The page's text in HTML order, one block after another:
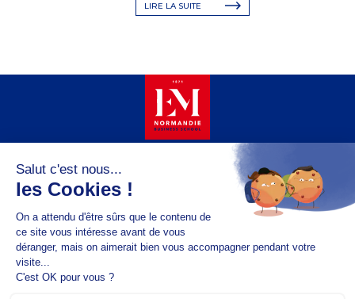
LIRE LA SUITE
Copyright @2026 EM Normandie
À PROPOS
CONTACT